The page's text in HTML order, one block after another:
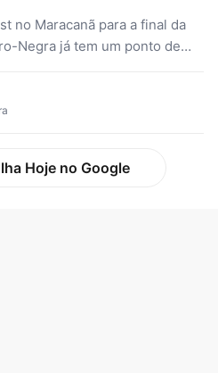
no Maracanã para a final da
Negra já tem um ponto de
Hoje no Google